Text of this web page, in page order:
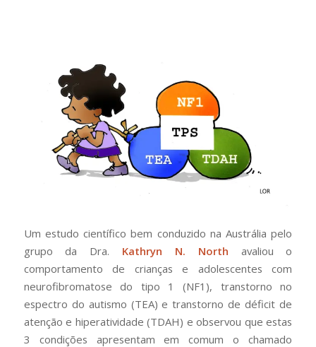
Um estudo científico bem conduzido na Austrália pelo
grupo da Dra. Kathryn N. North avaliou o
comportamento de crianças e adolescentes com
neurofibromatose do tipo 1 (NF1), transtorno no
espectro do autismo (TEA) e transtorno de déficit de
atenção e hiperatividade (TDAH) e observou que estas
3 condições apresentam em comum o chamado